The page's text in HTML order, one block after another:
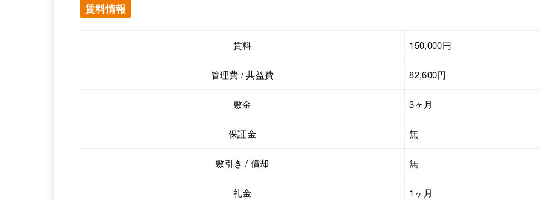
賃料情報
賃料 150,000円
管理費 / 共益費 82,600円
敷金 3ヶ月
保証金 無
敷引き / 償却 無
礼金 1ヶ月